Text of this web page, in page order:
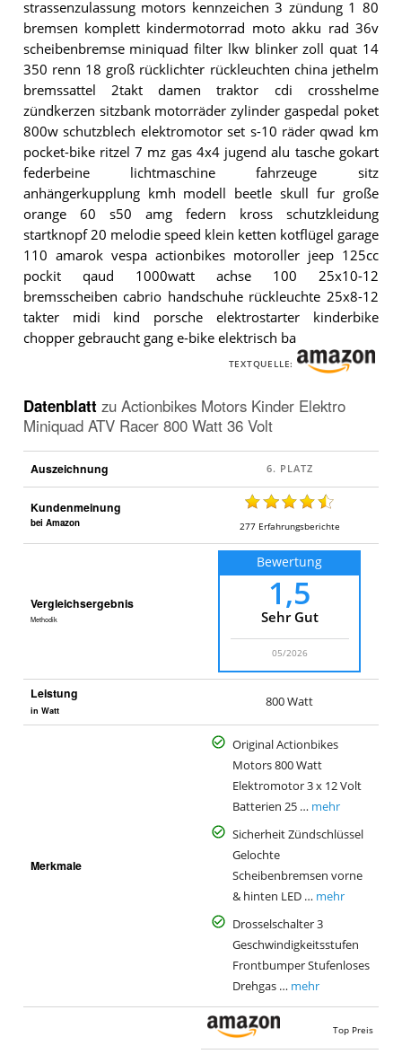
strassenzulassung motors kennzeichen 3 zündung 1 80
bremsen komplett kindermotorrad moto akku rad 36v
scheibenbremse miniquad filter lkw blinker zoll quat 14
350 renn 18 groß rücklichter rückleuchten china jethelm
bremssattel 2takt damen traktor cdi crosshelme
zündkerzen sitzbank motorräder zylinder gaspedal poket
800w schutzblech elektromotor set s-10 räder qwad km
pocket-bike ritzel 7 mz gas 4x4 jugend alu tasche gokart
federbeine lichtmaschine fahrzeuge sitz
anhängerkupplung kmh modell beetle skull fur große
orange 60 s50 amg federn kross schutzkleidung
startknopf 20 melodie speed klein ketten kotflügel garage
110 amarok vespa actionbikes motoroller jeep 125cc
pockit qaud 1000watt achse 100 25x10-12
bremsscheiben cabrio handschuhe rückleuchte 25x8-12
takter midi kind porsche elektrostarter kinderbike
chopper gebraucht gang e-bike elektrisch ba
TEXTQUELLE:
Datenblatt zu Actionbikes Motors Kinder Elektro
Miniquad ATV Racer 800 Watt 36 Volt
Auszeichnung
Kundenmeinung
bei Amazon 277 Erfahrungsberichte
Vergleichsergebnis
Methodik
Bewertung
1,5
Sehr Gut
05/2026
Leistung
in Watt
800 Watt
Merkmale
Original Actionbikes
Motors 800 Watt
Elektromotor 3 x 12 Volt
Batterien 25 … mehr
Sicherheit Zündschlüssel
Gelochte
Scheibenbremsen vorne
& hinten LED … mehr
Drosselschalter 3
Geschwindigkeitsstufen
Frontbumper Stufenloses
Drehgas … mehr
Top Preis